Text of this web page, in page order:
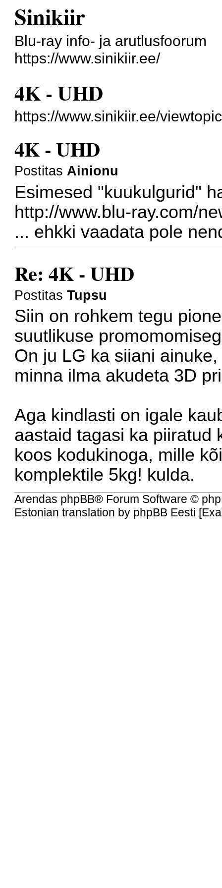
Sinikiir
Blu-ray info- ja arutlusfoorum
https://www.sinikiir.ee/
4K - UHD
https://www.sinikiir.ee/
4K - UHD
Postitas Ainionu
Esimesed "kuukulgurid"
http://www.blu-ray.com/
... ehkki vaadata pole
Re: 4K - UHD
PostitasTupsu
Siin on rohkem tegu
suutlikuse
On ju LG ka siiani
minna ilma akudeta 3D
Aga kindlasti on igale
aastaid tagasi ka piiratud
koos kodukinoga, mille
komplektile 5kg! kulda.
Arendas phpBB® Forum Software ©
Estonian translation by phpBB Eesti